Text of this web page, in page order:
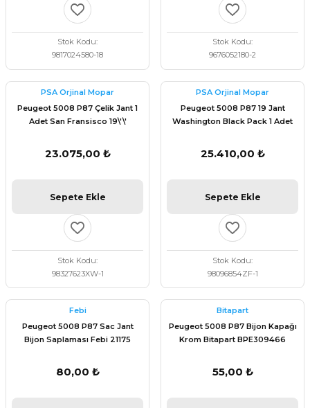
Stok Kodu
9817024580-18
Stok Kodu
9676052180-2
PSA Orjinal Mopar
Peugeot 5008 P87 Çelik Jant 1
Adet San Fransisco 19\'\'
23.075,00 ₺
Sepete Ekle
Stok Kodu
98327623XW-1
PSA Orjinal Mopar
Peugeot 5008 P87 19 Jant
Washington Black Pack 1 Adet
25.410,00 ₺
Sepete Ekle
Stok Kodu
98096854ZF-1
Febi
Peugeot 5008 P87 Sac Jant
Bijon Saplaması Febi 21175
80,00 ₺
Bitapart
Peugeot 5008 P87 Bijon Kapağı
Krom Bitapart BPE309466
55,00 ₺